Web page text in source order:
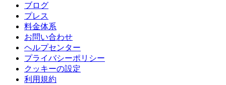
ブログ
プレス
料金体系
お問い合わせ
ヘルプセンター
プライバシーポリシー
クッキーの設定
利用規約